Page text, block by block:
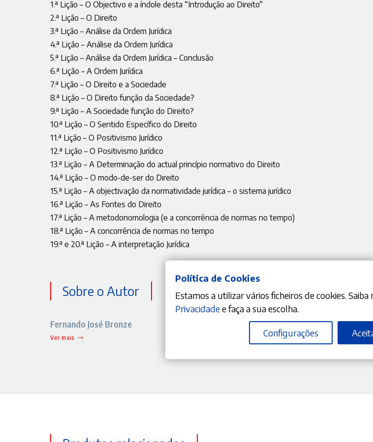
1.ª Lição – O Objectivo e a índole desta “Introdução ao Direito”
2.ª Lição – O Direito
3.ª Lição – Análise da Ordem Jurídica
4.ª Lição – Análise da Ordem Jurídica
5.ª Lição – Análise da Ordem Jurídica – Conclusão
6.ª Lição – A Ordem Jurídica
7.ª Lição – O Direito e a Sociedade
8.ª Lição – O Direito função da Sociedade?
9.ª Lição – A Sociedade função do Direito?
10.ª Lição – O Sentido Específico do Direito
11.ª Lição – O Positivismo Jurídico
12.ª Lição – O Positivismo Jurídico
13.ª Lição – A Determinação do actual princípio normativo do Direito
14.ª Lição – O modo-de-ser do Direito
15.ª Lição – A objectivação da normatividade jurídica – o sistema jurídico
16.ª Lição – As Fontes do Direito
17.ª Lição – A metodonomologia (e a concorrência de normas no tempo)
18.ª Lição – A concorrência de normas no tempo
19.ª e 20.ª Lição – A interpretação Jurídica
Sobre o Autor
Fernando José Bronze
Ver mais
Política de Cookies
Estamos a utilizar vários ficheiros de cookies. Saiba
Privacidadee faça a sua escolha.
Configurações